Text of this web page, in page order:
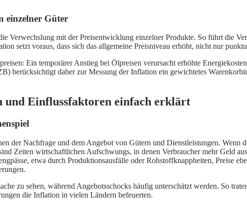
einzelner Güter
Verwechslung mit der Preisentwicklung einzelner Produkte. So führt die
setzt voraus, dass sich das allgemeine Preisniveau erhöht, nicht nur
Ein temporärer Anstieg bei Ölpreisen verursacht erhöhte
berücksichtigt daher zur Messung der Inflation ein gewichtetes
und Einflussfaktoren einfach erklärt
der Nachfrage und dem Angebot von Gütern und Dienstleistungen. Wenn
Zeiten wirtschaftlichen Aufschwungs, in denen Verbraucher mehr Geld
etwa durch Produktionsausfälle oder Rohstoffknappheiten, Preise
zu sehen, während Angebotsschocks häufig unterschätzt werden. So
die Inflation in vielen Ländern befeuerten.